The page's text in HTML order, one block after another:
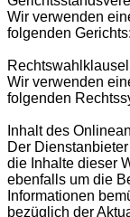
Wir verwenden
folgenden
Rechtswahlklausel
Wir verwenden
folgenden
Inhalt des
Der
die Inhalte dieser
ebenfalls um die
Informationen
bezüglich der